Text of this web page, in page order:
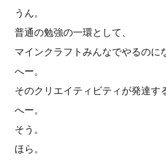
うん。
普通の勉強の一環として、
マインクラフトみんなでやるのに
へー。
そのクリエイティビティが発達す
へー。
そう。
ほら。